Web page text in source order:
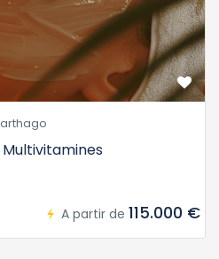
A partir de 115.000 €